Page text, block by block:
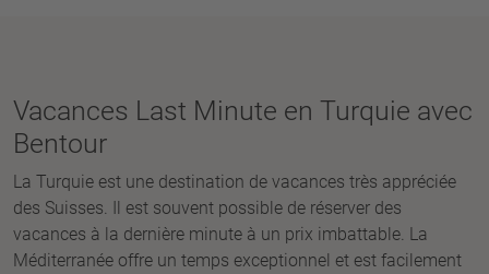
Vacances Last Minute en Turquie avec
Bentour
La Turquie est une destination de vacances très appréciée
des Suisses. Il est souvent possible de réserver des
vacances à la dernière minute à un prix imbattable. La
Méditerranée offre un temps exceptionnel et est facilement